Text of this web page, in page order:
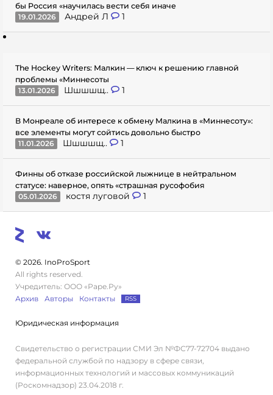
бы Россия «научилась вести себя иначе
19.01.2026
Андрей Л 1
The Hockey Writers: Малкин — ключ к решению главной
проблемы «Миннесоты
13.01.2026
Шшшшщ.. 1
В Монреале об интересе к обмену Малкина в «Миннесоту»:
все элементы могут сойтись довольно быстро
11.01.2026
Шшшшщ.. 1
Финны об отказе российской лыжнице в нейтральном
статусе: наверное, опять «страшная русофобия
05.01.2026
костя луговой 1
© 2026. InoProSport
All rights reserved.
Учредитель: ООО «Раре.Ру»
Архив
Авторы Контакты RSS
Юридическая информация
Свидетельство о регистрации СМИ Эл №ФС77-72704 выдано
федеральной службой по надзору в сфере связи,
информационных технологий и массовых коммуникаций
(Роскомнадзор) 23.04.2018 г.